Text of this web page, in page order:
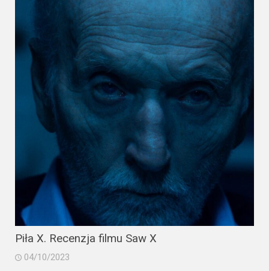
Piła X. Recenzja filmu Saw X
04/10/2023